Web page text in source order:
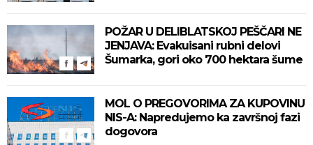
POŽAR U DELIBLATSKOJ PEŠČARI NE
JENJAVA: Evakuisani rubni delovi
Šumarka, gori oko 700 hektara šume
MOL O PREGOVORIMA ZA KUPOVINU
NIS-A: Napredujemo ka završnoj fazi
dogovora